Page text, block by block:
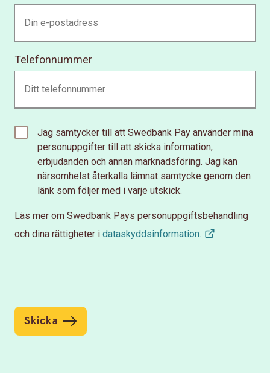
Telefonnummer
Jag samtycker till att Swedbank Pay använder mina
personuppgifter till att skicka information,
erbjudanden och annan marknadsföring. Jag kan
närsomhelst återkalla lämnat samtycke genom den
länk som följer med i varje utskick.
Läs mer om Swedbank Pays personuppgiftsbehandling
och dina rättigheter i dataskyddsinformation.
Skicka